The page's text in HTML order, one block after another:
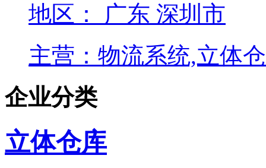
地区： 广东 深圳市
主营：物流系统,立体
企业分类
立体仓库